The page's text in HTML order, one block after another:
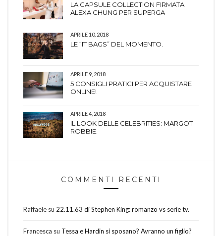
LA CAPSULE COLLECTION FIRMATA
ALEXA CHUNG PER SUPERGA
APRILE 10, 2018
LE “IT BAGS” DEL MOMENTO.
APRILE 9, 2018
5 CONSIGLI PRATICI PER ACQUISTARE
ONLINE!
APRILE 4, 2018
IL LOOK DELLE CELEBRITIES: MARGOT
ROBBIE.
COMMENTI RECENTI
Raffaele su 22.11.63 di Stephen King: romanzo vs serie tv.
Francesca su Tessa e Hardin si sposano? Avranno un figlio?